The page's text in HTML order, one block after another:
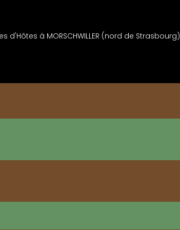
à MORSCHWILLER (nord de Strasbourg)